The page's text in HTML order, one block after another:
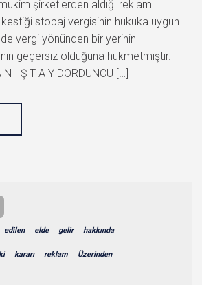
şirketlerden aldığı reklam
stopaj vergisinin hukuka uygun
vergi yönünden bir yerinin
geçersiz olduğuna hükmetmiştir.
I Ş T A Y DÖRDÜNCÜ […]
edilen elde gelir hakkında
kararı reklam Üzerinden